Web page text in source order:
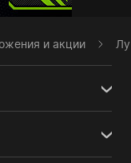
и акции